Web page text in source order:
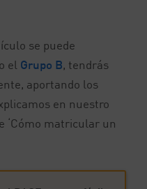
se puede
o el Grupo B, tendrás
aportando los
en nuestro
‘Cómo matricular un